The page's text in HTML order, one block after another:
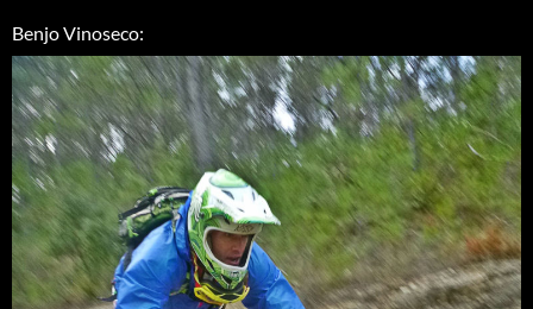
Benjo Vinoseco: